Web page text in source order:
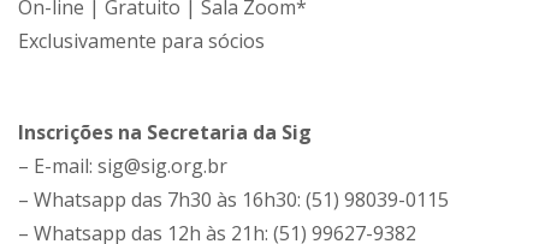
On-line | Gratuito | Sala Zoom*
Exclusivamente para sócios
Inscrições na Secretaria da Sig
– E-mail: sig@sig.org.br
– Whatsapp das 7h30 às 16h30: (51) 98039-0115
– Whatsapp das 12h às 21h: (51) 99627-9382